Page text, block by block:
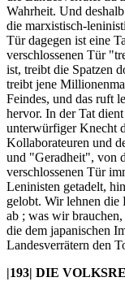
Wahrheit. Und
die marxistisch-
Tür dagegen ist eine
verschlossenen Tür
ist, treibt die Spatzen
treibt jene
Feindes, und das ruft
hervor. In der Tat
unterwürfiger Knecht
Kollaborateuren und
und "Geradheit", von
verschlossenen Tür
Leninisten getadelt,
gelobt. Wir lehnen die
ab ; was wir
die dem japanischen
Landesverrätern den
|193| DIE